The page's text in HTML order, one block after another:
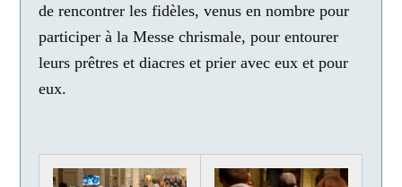
de rencontrer les fidèles, venus en nombre pour
participer à la Messe chrismale, pour entourer
leurs prêtres et diacres et prier avec eux et pour
eux.